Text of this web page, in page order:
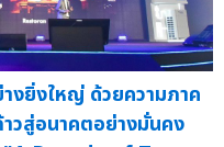
งยิ่งใหญ่ ด้วยความภาค
วสู่อนาคตอย่างมั่นคง